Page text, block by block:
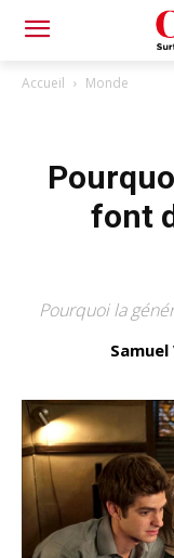
Accueil Monde
font
Pourquoi la